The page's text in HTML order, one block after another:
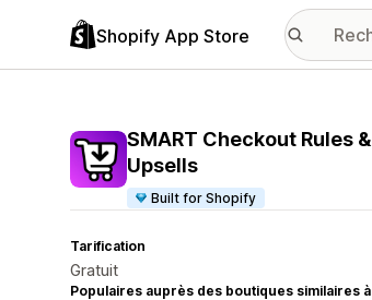
Shopify App Store
SMART Checkout Rules &
Upsells
Built for Shopify
Tarification
Gratuit
Populaires auprès des boutiques similaires à